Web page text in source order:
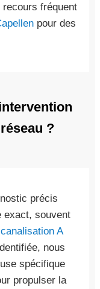
recours fréquent
pour des
?
précis
exact, souvent
A
nous
spécifique
propulser la